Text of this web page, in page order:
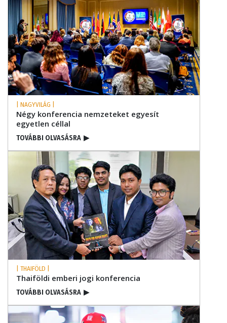
| NAGYVILÁG |
Négy konferencia nemzeteket egyesít
egyetlen céllal
TOVÁBBI OLVASÁSRA ▶
| THAIFÖLD |
Thaiföldi emberi jogi konferencia
TOVÁBBI OLVASÁSRA ▶